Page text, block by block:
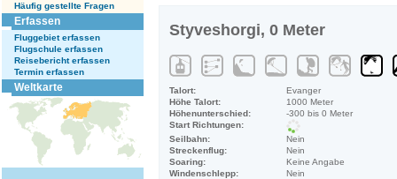
Häufig gestellte Fragen
Erfassen
Fluggebiet erfassen
Flugschule erfassen
Reisebericht erfassen
Termin erfassen
Weltkarte
Styveshorgi, 0 Meter
Talort:
Evanger
Höhe Talort:
1000 Meter
Höhenunterschied:
-300 bis 0 Meter
Start Richtungen:
Seilbahn:
Nein
Streckenflug:
Nein
Soaring:
Keine Angabe
Windenschlepp:
Nein